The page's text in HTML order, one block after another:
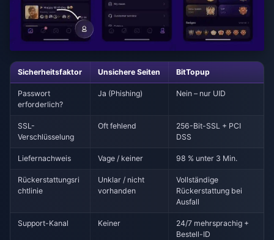
Sicherheitsfaktor Unsichere Seiten BitTopup
Passwort
erforderlich?
Ja (Phishing) Nein – nur UID
SSL-
Verschlüsselung
Oft fehlend
256-Bit-SSL + PCI
DSS
Liefernachweis Vage / keiner 98 % unter 3 Min.
Rückerstattungsri
chtlinie
Unklar / nicht
vorhanden
Vollständige
Rückerstattung bei
Ausfall
Support-Kanal Keiner
24/7 mehrsprachig +
Bestell-ID